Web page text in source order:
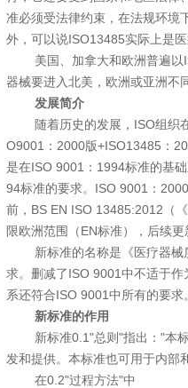
准必须受法律约束，在法规环境
外，可以说ISO13485实际上是
美国、加拿大和欧洲普遍以
器械要进入北美，欧洲或亚洲不
发展简介
随着历史的发展，ISO组织在
O9001：2000版+ISO13485：
是在ISO 9001：1994标准的基
94标准的要求。ISO 9001：
前，BS EN ISO 13485:2012（
限欧洲范围（EN标准），后续
新标准的名称是《医疗器械质
求。删减了ISO 9001中不适于
系还符合ISO 9001中所有的要求
新标准的作用
新标准0.1"总则"指出："本标
发和提供。本标准也可用于内部
在0.2"过程方法"中